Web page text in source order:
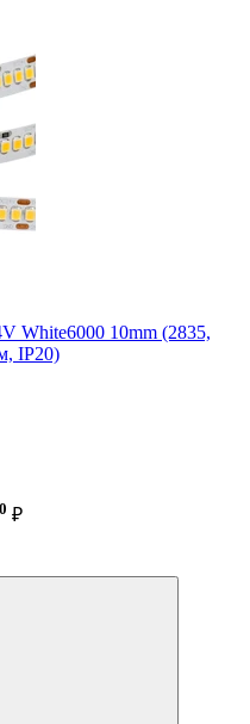
White6000 10mm (2835,
IP20)
₽